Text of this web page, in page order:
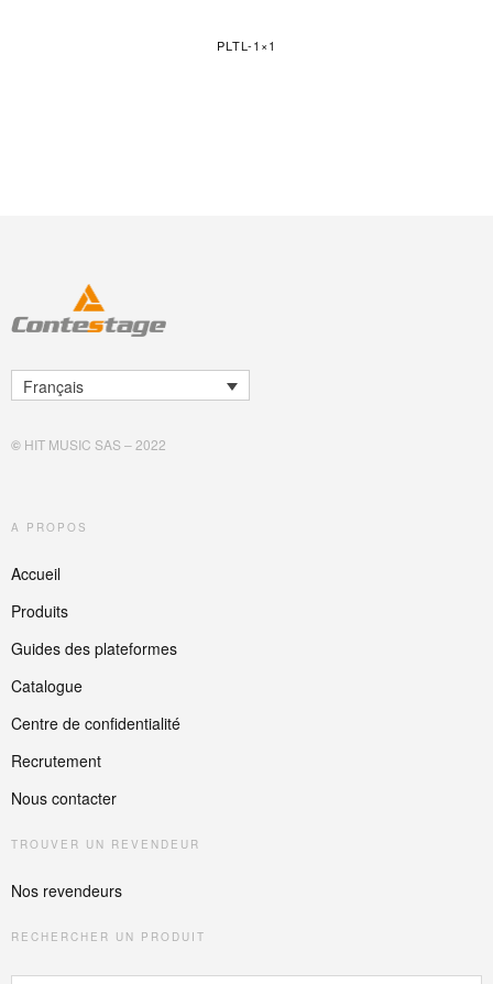
PLTL-1×1
Français
© HIT MUSIC SAS – 2022
A PROPOS
Accueil
Produits
Guides des plateformes
Catalogue
Centre de confidentialité
Recrutement
Nous contacter
TROUVER UN REVENDEUR
Nos revendeurs
RECHERCHER UN PRODUIT